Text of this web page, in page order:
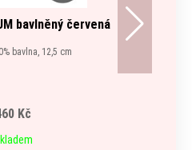
bavlněný červená
bavlna, 12,5 cm
Kč